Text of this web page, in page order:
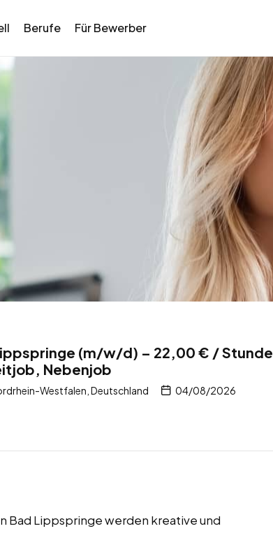
Berufe Für Bewerber
(m/w/d) – 22,00 € / Stunde
Nebenjob
Westfalen, Deutschland 04/08/2026
Bad Lippspringe werden kreative und